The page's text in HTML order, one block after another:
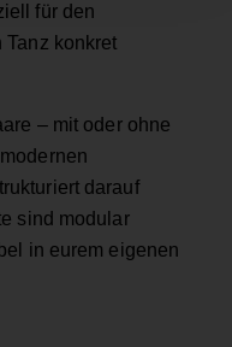
für den
Tanz konkret
– mit oder ohne
darauf
sind modular
in eurem eigenen